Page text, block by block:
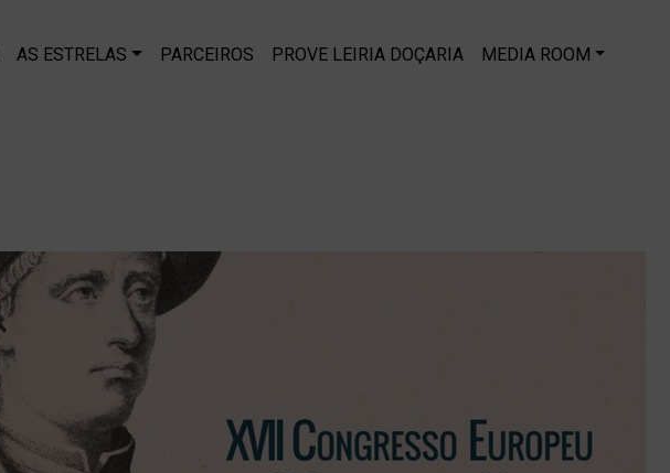
AS ESTRELAS PARCEIROS PROVE LEIRIA DOÇARIA MEDIA ROOM